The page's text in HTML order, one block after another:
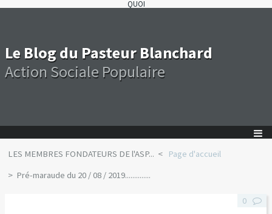
QUOI
Le Blog du Pasteur Blanchard
Action Sociale Populaire
LES MEMBRES FONDATEURS DE l'ASP...
Page d'accueil
Pré-maraude du 20 / 08 / 2019..............
0